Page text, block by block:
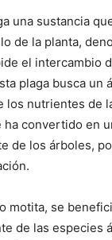
una sustancia
de la planta,
el intercambio
plaga busca un
los nutrientes de
convertido en
de los árboles,
motita, se
de las especies